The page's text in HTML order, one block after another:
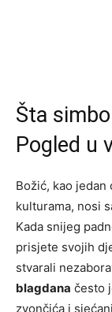
Šta
Pogled u
Božić, kao jedan
kulturama, nosi
Kada snijeg
prisjete svojih
stvarali
blagdana često
zvončića i